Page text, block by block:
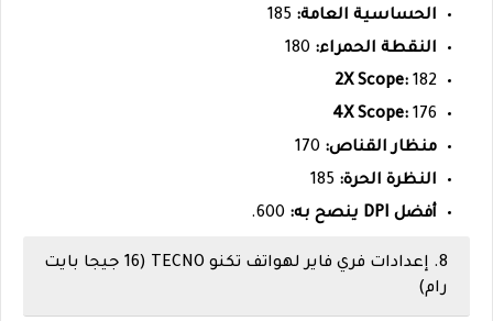
الحساسية العامة:
النقطة الحمراء:
2X Scope: 182
4X Scope: 176
منظار القناص:
النظرة الحرة:
أفضل DPI ينصح به:
8. إعدادات فري فاير لهواتف تكنو TECNO (16 جيجا بايت
رام)